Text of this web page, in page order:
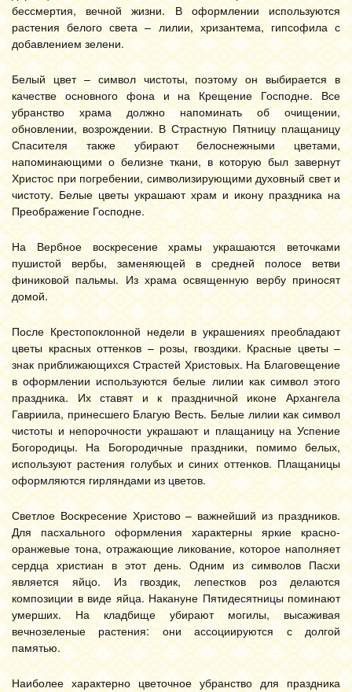
бессмертия, вечной жизни. В оформлении используются
растения белого света – лилии, хризантема, гипсофила с
добавлением зелени.
Белый цвет – символ чистоты, поэтому он выбирается в
качестве основного фона и на Крещение Господне. Все
убранство храма должно напоминать об очищении,
обновлении, возрождении. В Страстную Пятницу плащаницу
Спасителя также убирают белоснежными цветами,
напоминающими о белизне ткани, в которую был завернут
Христос при погребении, символизирующими духовный свет и
чистоту. Белые цветы украшают храм и икону праздника на
Преображение Господне.
На Вербное воскресение храмы украшаются веточками
пушистой вербы, заменяющей в средней полосе ветви
финиковой пальмы. Из храма освященную вербу приносят
домой.
После Крестопоклонной недели в украшениях преобладают
цветы красных оттенков – розы, гвоздики. Красные цветы –
знак приближающихся Страстей Христовых. На Благовещение
в оформлении используются белые лилии как символ этого
праздника. Их ставят и к праздничной иконе Архангела
Гавриила, принесшего Благую Весть. Белые лилии как символ
чистоты и непорочности украшают и плащаницу на Успение
Богородицы. На Богородичные праздники, помимо белых,
используют растения голубых и синих оттенков. Плащаницы
оформляются гирляндами из цветов.
Светлое Воскресение Христово – важнейший из праздников.
Для пасхального оформления характерны яркие красно-
оранжевые тона, отражающие ликование, которое наполняет
сердца христиан в этот день. Одним из символов Пасхи
является яйцо. Из гвоздик, лепестков роз делаются
композиции в виде яйца. Накануне Пятидесятницы поминают
умерших. На кладбище убирают могилы, высаживая
вечнозеленые растения: они ассоциируются с долгой
памятью.
Наиболее характерно цветочное убранство для праздника